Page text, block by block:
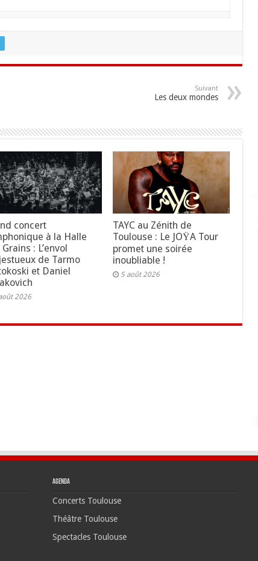
Suivant
Les deux mondes
concert
à la Halle
: L’envol
de Tarmo
et Daniel
2026
TAYC au Zénith de
Toulouse : Le JOŸA Tour
promet une soirée
inoubliable !
5 août 2026
Agenda
Concerts Toulouse
Théâtre Toulouse
Spectacles Toulouse